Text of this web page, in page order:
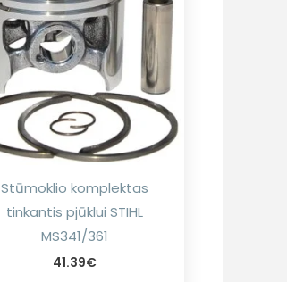
Stūmoklio komplektas
tinkantis pjūklui STIHL
MS341/361
41.39€